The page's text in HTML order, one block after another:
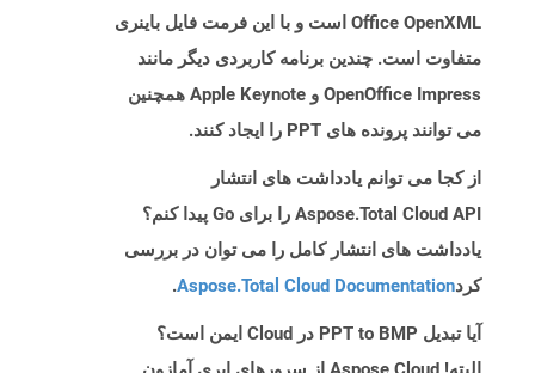
Office OpenXML است و با این فرمت فایل باینری
متفاوت است. چندین برنامه کاربردی دیگر مانند
OpenOffice Impress و Apple Keynote همچنین
می توانند پرونده های PPT را ایجاد کنند.
از کجا می توانم یادداشت های انتشار
Aspose.Total Cloud API را برای Go پیدا کنم؟
یادداشت های انتشار کامل را می توان در بررسی
کردAspose.Total Cloud Documentation
.
آیا تبدیل PPT to BMP در Cloud ایمن است؟